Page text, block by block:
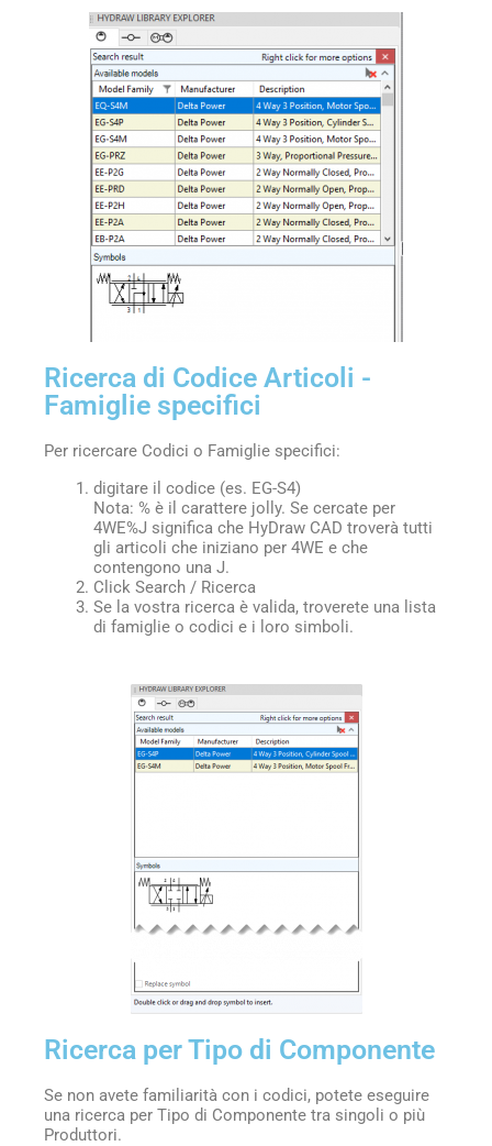
Ricerca di Codice Articoli -
Famiglie specifici
Per ricercare Codici o Famiglie specifici:
digitare il codice (es. EG-S4)
Nota: % è il carattere jolly. Se cercate per
4WE%J significa che HyDraw CAD troverà tutti
gli articoli che iniziano per 4WE e che
contengono una J.
Click Search / Ricerca
Se la vostra ricerca è valida, troverete una lista
di famiglie o codici e i loro simboli.
Ricerca per Tipo di Componente
Se non avete familiarità con i codici, potete eseguire
una ricerca per Tipo di Componente tra singoli o più
Produttori.